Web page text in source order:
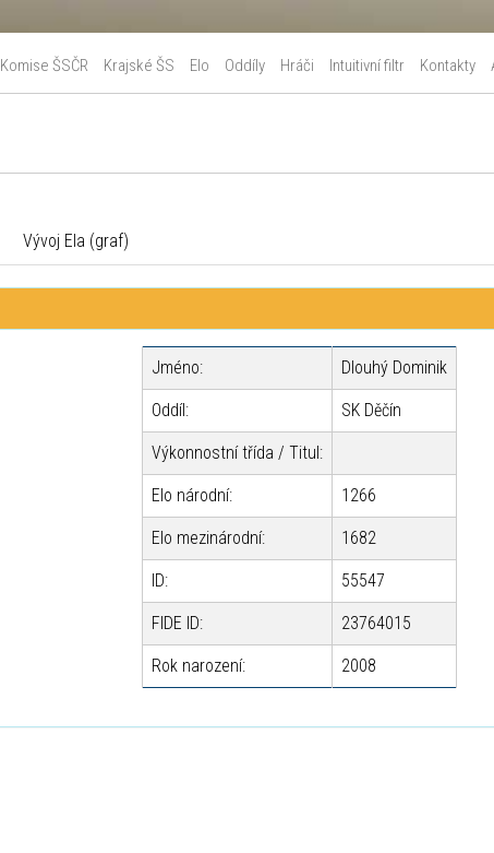
Komise ŠSČR Krajské ŠS Elo Oddíly Hráči Intuitivní filtr Kontakty
Vývoj Ela (graf)
Jméno: Dlouhý Dominik
Oddíl: SK Děčín
Výkonnostní třída / Titul:
Elo národní: 1266
Elo mezinárodní: 1682
ID: 55547
FIDE ID: 23764015
Rok narození: 2008